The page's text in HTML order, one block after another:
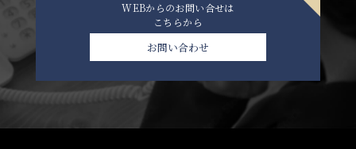
WEBからのお問い合せは
こちらから
お問い合わせ